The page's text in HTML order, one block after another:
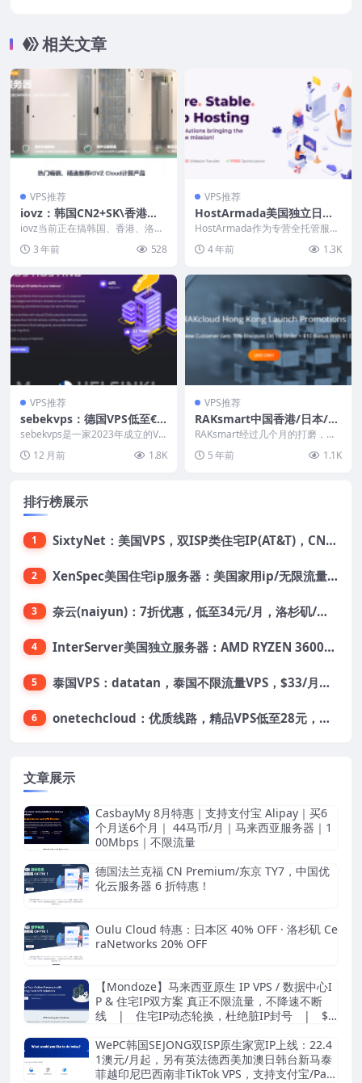
相关文章
VPS推荐
iovz：韩国CN2+SK\香港三
网直连\洛杉矶AS4837，云服
务器/独立服务器，月付8折
\年付7折
iovz当前正在搞韩国、香港、洛杉
价优惠促销，月付...
3 年前 528
VPS推荐
HostArmada美国独立日特
卖：云虚拟主机2.49美元/
月，全托管VPS 38.47美元/
月，独享CPU服务器104.3美
元/月
HostArmada作为专营全托管服务
是因为产品线...
4 年前 1.3K
VPS推荐
sebekvps：德国VPS低至€3.
6/月，2G内存/2核(AMD)/30
gNVMe/2T流量/1Gbps带宽
sebekvps是一家2023年成立的VP
务，支...
12 月前 1.8K
VPS推荐
RAKsmart中国香港/日本/美
国圣何塞/洛杉矶云服务器12
9元/年，支持支付宝，另有物
理服务器
RAKsmart经过几个月的打磨，正
器套...5 年前 1.1K
排行榜展示
1 SixtyNet：美国VPS，双ISP类住宅IP(AT&T)，CN2 GIA网络，超高DDoS防御，$14/月，2G内存/2核/40gSSD/5T流量/10Gbps带宽
2 XenSpec美国住宅ip服务器：美国家用ip/无限流量/10Gbps独享带宽/449美元/月起，支持支付宝
3 奈云(naiyun)：7折优惠，低至34元/月，洛杉矶/香港机房，三网CN2 GIA/CUII/高防保护，解锁Chatgpt/Tiktok
4 InterServer美国独立服务器：AMD RYZEN 3600X处理器，75美元/月，送40美元
5 泰国VPS：datatan，泰国不限流量VPS，$33/月，4G内存/3核/60gSSD
6 onetechcloud：优质线路，精品VPS低至28元，美国三网原生CN2 GIA（高防可选）、香港CN2、韩国CN2
文章展示
CasbayMy 8月特惠｜支持支付宝 Alipay｜买6
个月送6个月｜ 44马币/月｜马来西亚服务器｜1
00Mbps｜不限流量
德国法兰克福 CN Premium/东京 TY7，中国优
化云服务器 6 折特惠！
Oulu Cloud 特惠：日本区 40% OFF · 洛杉矶 Ce
raNetworks 20% OFF
【Mondoze】马来西亚原生 IP VPS / 数据中心I
P & 住宅IP双方案 真正不限流量，不降速不断
线 | 住宅IP动态轮换，杜绝脏IP封号 | $8.
WePC韩国SEJONG双ISP原生家宽IP上线：22.4
1澳元/月起，另有英法德西美加澳日韩台新马泰
菲越印尼巴西南非TikTok VPS，支持支付宝/Pay